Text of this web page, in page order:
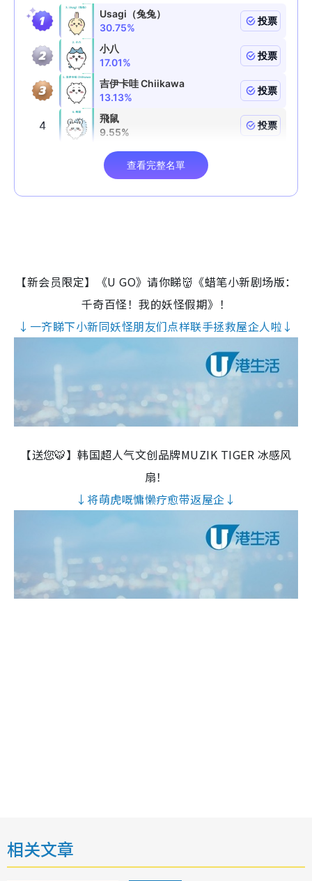
【新会员限定】《U GO》请你睇👹《蜡笔小新剧场版：
千奇百怪！我的妖怪假期》！
↓一齐睇下小新同妖怪朋友们点样联手拯救屋企人啦↓
【送您🐯】韩国超人气文创品牌MUZIK TIGER 冰感风
扇！
↓将萌虎嘅慵懒疗愈带返屋企↓
相关文章